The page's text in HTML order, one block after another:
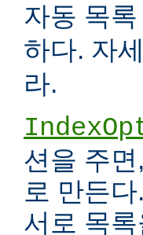
자동 목
하다. 자
라.
션을 주
로 만든
서로 목